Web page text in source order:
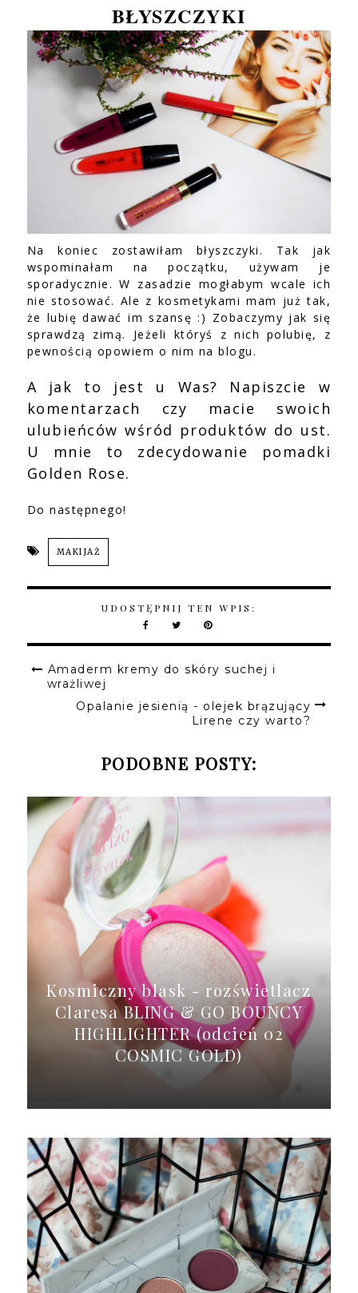
BŁYSZCZYKI
Na koniec zostawiłam błyszczyki. Tak jak
wspominałam na początku, używam je
sporadycznie. W zasadzie mogłabym wcale ich
nie stosować. Ale z kosmetykami mam już tak,
że lubię dawać im szansę :) Zobaczymy jak się
sprawdzą zimą. Jeżeli któryś z nich polubię, z
pewnością opowiem o nim na blogu.
A jak to jest u Was? Napiszcie w
komentarzach czy macie swoich
ulubieńców wśród produktów do ust.
U mnie to zdecydowanie pomadki
Golden Rose.
Do następnego!
MAKIJAŻ
UDOSTĘPNIJ TEN WPIS:
Amaderm kremy do skóry suchej i
wrażliwej
Opalanie jesienią - olejek brązujący
Lirene czy warto?
PODOBNE POSTY:
Kosmiczny blask - rozświetlacz
Claresa BLING & GO BOUNCY
HIGHLIGHTER (odcień 02
COSMIC GOLD)